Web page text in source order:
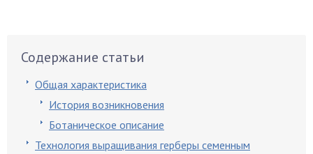
Содержание статьи
Общая характеристика
История возникновения
Ботаническое описание
Технология выращивания герберы семенным